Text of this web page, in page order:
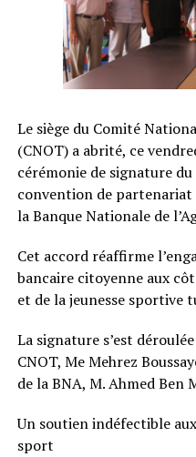
Le siège du Comité
(CNOT) a abrité, ce
cérémonie de signature
convention de
la Banque Nationale de
Cet accord réaffirme
bancaire citoyenne aux
et de la jeunesse sportive
La signature s’est
CNOT, Me Mehrez
de la BNA, M. Ahmed Ben
Un soutien indéfectible
sport